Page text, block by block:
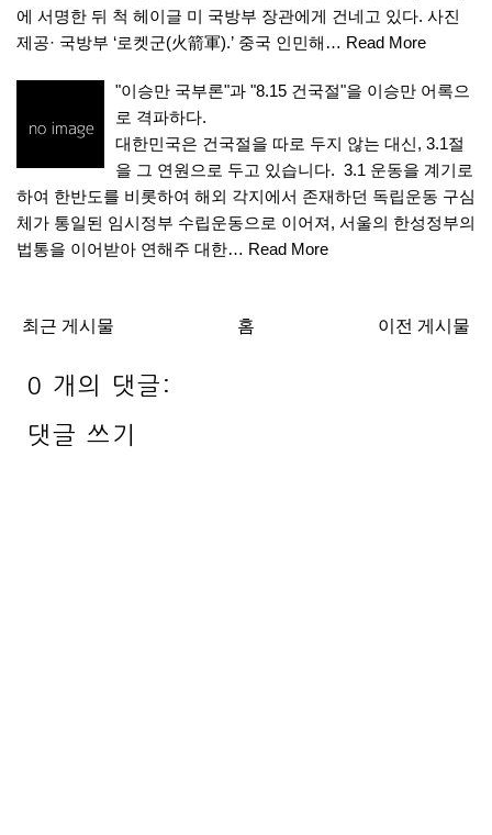
에 서명한 뒤 척 헤이글 미 국방부 장관에게 건네고 있다. 사진
제공· 국방부 ‘로켓군(火箭軍).’ 중국 인민해… Read More
"이승만 국부론"과 "8.15 건국절"을 이승만 어록으
로 격파하다.
대한민국은 건국절을 따로 두지 않는 대신, 3.1절
을 그 연원으로 두고 있습니다. 3.1 운동을 계기로
하여 한반도를 비롯하여 해외 각지에서 존재하던 독립운동 구심
체가 통일된 임시정부 수립운동으로 이어져, 서울의 한성정부의
법통을 이어받아 연해주 대한… Read More
최근 게시물 이전 게시물
홈
0 개의 댓글:
댓글 쓰기